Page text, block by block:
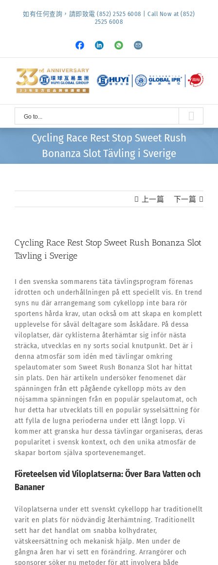
如有任何查詢，請即致電 (852) 2525 6008 | Call Now at (852)
2525 6008
Facebook
LinkedInWhatsapp
Email
Go to...
Cycling Race Rest Stop Sweet Rush
Bonanza Slot Tävling i Sverige
上一篇 下一篇
Cycling Race Rest Stop Sweet Rush Bonanza Slot
Tävling i Sverige
I den svenska sommarens täta tävlingsprogram förenas
idrotten och underhållningen på ett speciellt vis. En trend
syns nu där arrangemang som cykellopp inte bara rör
sportens hårda krav, utan också om att skapa en komplett
upplevelse för såväl deltagare som åskådare. På dessa
viloplatser, där cyklisterna återhämtar sig inför nästa
sträcka, utvecklas en ny sorts social knutpunkt. Det är i
denna atmosfär som idén med tävlingar omkring
spelautomater som Sweet Rush Bonanza Slot har hittat
sin plats. Den här artikeln undersöker fenomenet där
spänningen från ett pågående cykellopp möts av den
nöjsamma spänningen från en populär spelautomat, och
hur detta har utvecklats till en populär sysselsättning för
att fylla de lugna perioderna under ett långt lopp. Vi
kommer att granska hur dessa tävlingar organiseras, deras
popularitet i svensk kontext, och den unika atmosfär de
skapar bortom själva sportevenemanget.
Företeelsen vid Viloplatserna: Över Bara Vatten och
Bananer
Viloplatserna under ett svenskt cykellopp har traditionellt
varit en plats för nödvändig återhämtning. Traditionellt
sett har det handlat om snabba kolhydrater,
vätskeersättning och mekanisk hjälp. Men under de
gångna åren har vi sett en förändring. Arrangörer och
sponsorer söker nu metoder för att involvera både